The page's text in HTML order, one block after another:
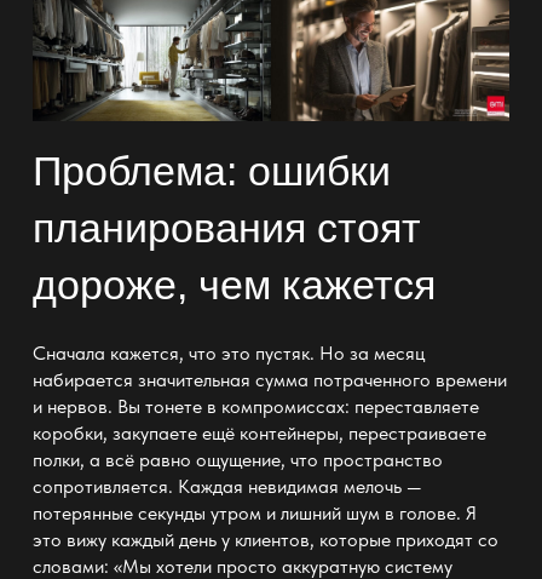
Проблема: ошибки
планирования стоят
дороже, чем кажется
Сначала кажется, что это пустяк. Но за месяц
набирается значительная сумма потраченного времени
и нервов. Вы тонете в компромиссах: переставляете
коробки, закупаете ещё контейнеры, перестраиваете
полки, а всё равно ощущение, что пространство
сопротивляется. Каждая невидимая мелочь —
потерянные секунды утром и лишний шум в голове. Я
это вижу каждый день у клиентов, которые приходят со
словами: «Мы хотели просто аккуратную систему